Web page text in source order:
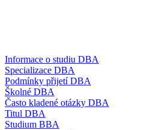
Informace o studiu DBA
Specializace DBA
Podmínky přijetí DBA
Školné DBA
Často kladené otázky DBA
Titul DBA
Studium BBA